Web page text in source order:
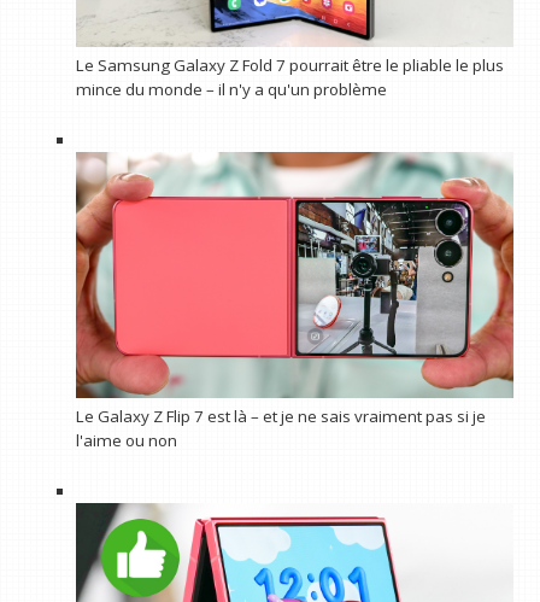
Le Samsung Galaxy Z Fold 7 pourrait être le pliable le plus
mince du monde – il n'y a qu'un problème
Le Galaxy Z Flip 7 est là – et je ne sais vraiment pas si je
l'aime ou non